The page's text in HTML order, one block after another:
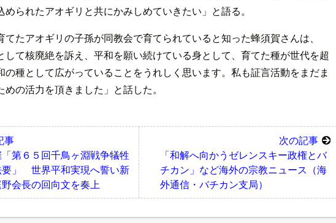
められたアオギリと共にかみしめていきたい」と語る。
てたアオギリの子孫が同教会で育てられていると知った蜂須賀さんは、
して核廃絶を訴え、平和を願い続けている身として、育てた種が世代を超
の種として広がっていることをうれしく思います。私も証言活動をまだま
めの活力を頂きました」と話した。
事
第６５回千鳥ヶ淵戦争犠牲
要」 世界平和実現へ誓い新
会長の回向文を奏上
次の記事
「和解へ向かうゼレンスキー政権とバ
チカン」など海外の宗教ニュース（海
外通信・バチカン支局）